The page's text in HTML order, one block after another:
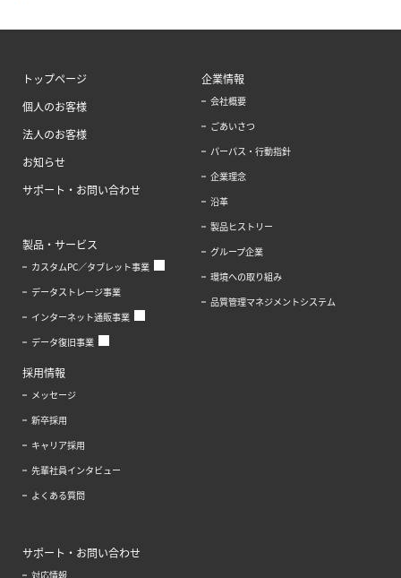
トップページ
個人のお客様
法人のお客様
お知らせ
サポート・お問い合わせ
製品・サービス
カスタムPC／タブレット事業
データストレージ事業
インターネット通販事業
データ復旧事業
企業情報
会社概要
ごあいさつ
パーパス・行動指針
企業理念
沿革
製品ヒストリー
グループ企業
環境への取り組み
品質管理マネジメントシステム
採用情報
メッセージ
新卒採用
キャリア採用
先輩社員インタビュー
よくある質問
サポート・お問い合わせ
対応情報